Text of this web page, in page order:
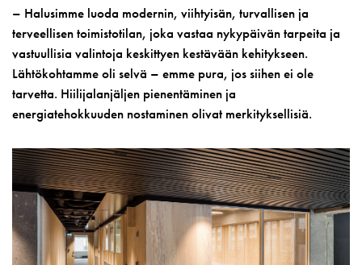
– Halusimme luoda modernin, viihtyisän, turvallisen ja
terveellisen toimistotilan, joka vastaa nykypäivän tarpeita ja
vastuullisia valintoja keskittyen kestävään kehitykseen.
Lähtökohtamme oli selvä – emme pura, jos siihen ei ole
tarvetta. Hiilijalanjäljen pienentäminen ja
energiatehokkuuden nostaminen olivat merkityksellisiä.